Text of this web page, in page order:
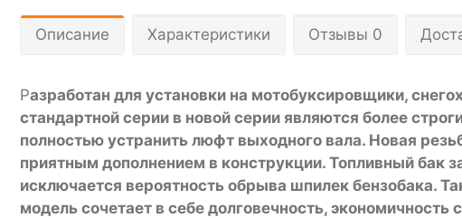
Описание Характеристики Отзывы 0
Разработан для установки на мотобуксировщики,
стандартной серии в новой серии являются более
полностью устранить люфт выходного вала. Новая
приятным дополнением в конструкции. Топливный бак
исключается вероятность обрыва шпилек бензобака.
модель сочетает в себе долговечность,